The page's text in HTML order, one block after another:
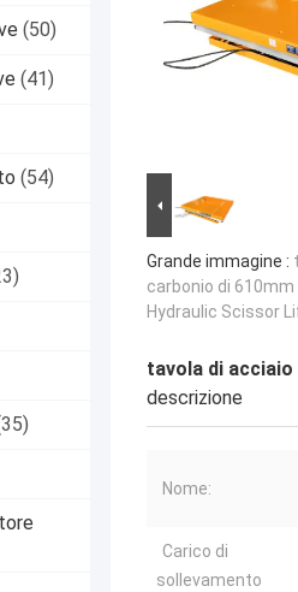
(50)
(41)
(54)
Grande immagine :
carbonio di 610mm
Hydraulic Scissor
tavola di
descrizione
Nome:
Carico di
sollevamento